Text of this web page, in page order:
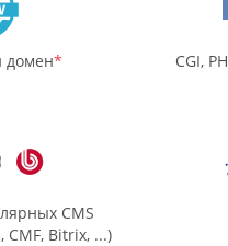
домен* CGI,
CMS
Bitrix, ...)